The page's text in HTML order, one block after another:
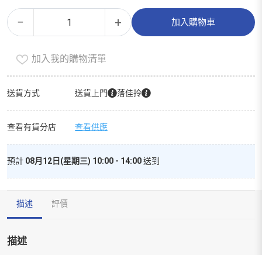
−
有
機
奶
數
+ 加入購物車
Alternative:
加入我的購物清單
送貨方式 送貨上門 落佳拎
查看有貨分店 查看供應
預計 08月12日(星期三) 10:00 - 14:00送到
描述 評價
描述